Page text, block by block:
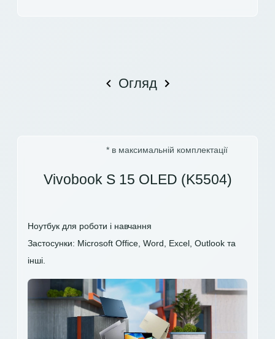
Огляд
* в максимальній комплектації
Vivobook S 15 OLED (K5504)
Ноутбук для роботи і навчання
Застосунки: Microsoft Office, Word, Excel, Outlook та
інші.